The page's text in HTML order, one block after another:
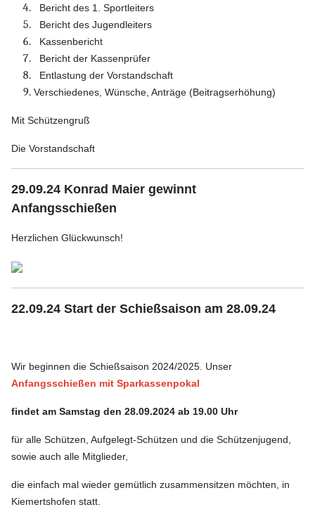
Bericht des 1. Sportleiters
Bericht des Jugendleiters
Kassenbericht
Bericht der Kassenprüfer
Entlastung der Vorstandschaft
Verschiedenes, Wünsche, Anträge (Beitragserhöhung)
Mit Schützengruß
Die Vorstandschaft
29.09.24 Konrad Maier gewinnt
Anfangsschießen
Herzlichen Glückwunsch!
22.09.24 Start der Schießsaison am 28.09.24
Wir beginnen die Schießsaison 2024/2025. Unser
Anfangsschießen mit Sparkassenpokal
findet am Samstag den 28.09.2024 ab 19.00 Uhr
für alle Schützen, Aufgelegt-Schützen und die Schützenjugend,
sowie auch alle Mitglieder,
die einfach mal wieder gemütlich zusammensitzen möchten, in
Kiemertshofen statt.